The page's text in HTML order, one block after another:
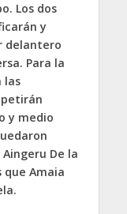
Los dos
y
delantero
Para la
las
y medio
De la
que Amaia